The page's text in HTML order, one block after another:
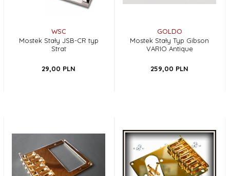
WSC
Mostek Stały JSB-CR typ
Strat
29,00 PLN
GOLDO
Mostek Stały Typ Gibson
VARIO Antique
259,00 PLN